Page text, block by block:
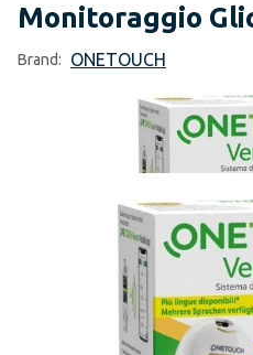
Monitoraggio
Brand: ONETOUCH